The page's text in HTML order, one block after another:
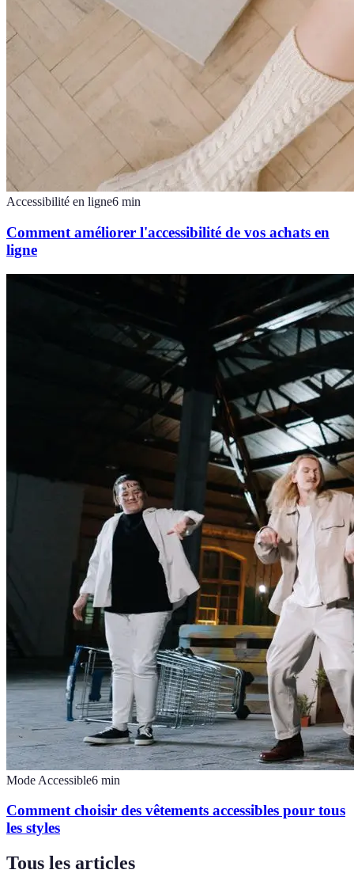
Accessibilité en ligne6 min
Comment améliorer l'accessibilité de vos achats en
ligne
Mode Accessible6 min
Comment choisir des vêtements accessibles pour tous
les styles
Tous les articles